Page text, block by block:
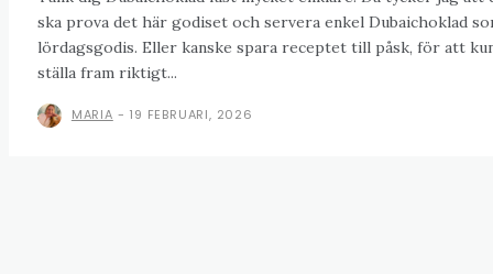
ska prova det här godiset och servera enkel Dubaichoklad
lördagsgodis. Eller kanske spara receptet till påsk, för att
ställa fram riktigt...
MARIA - 19 FEBRUARI, 2026